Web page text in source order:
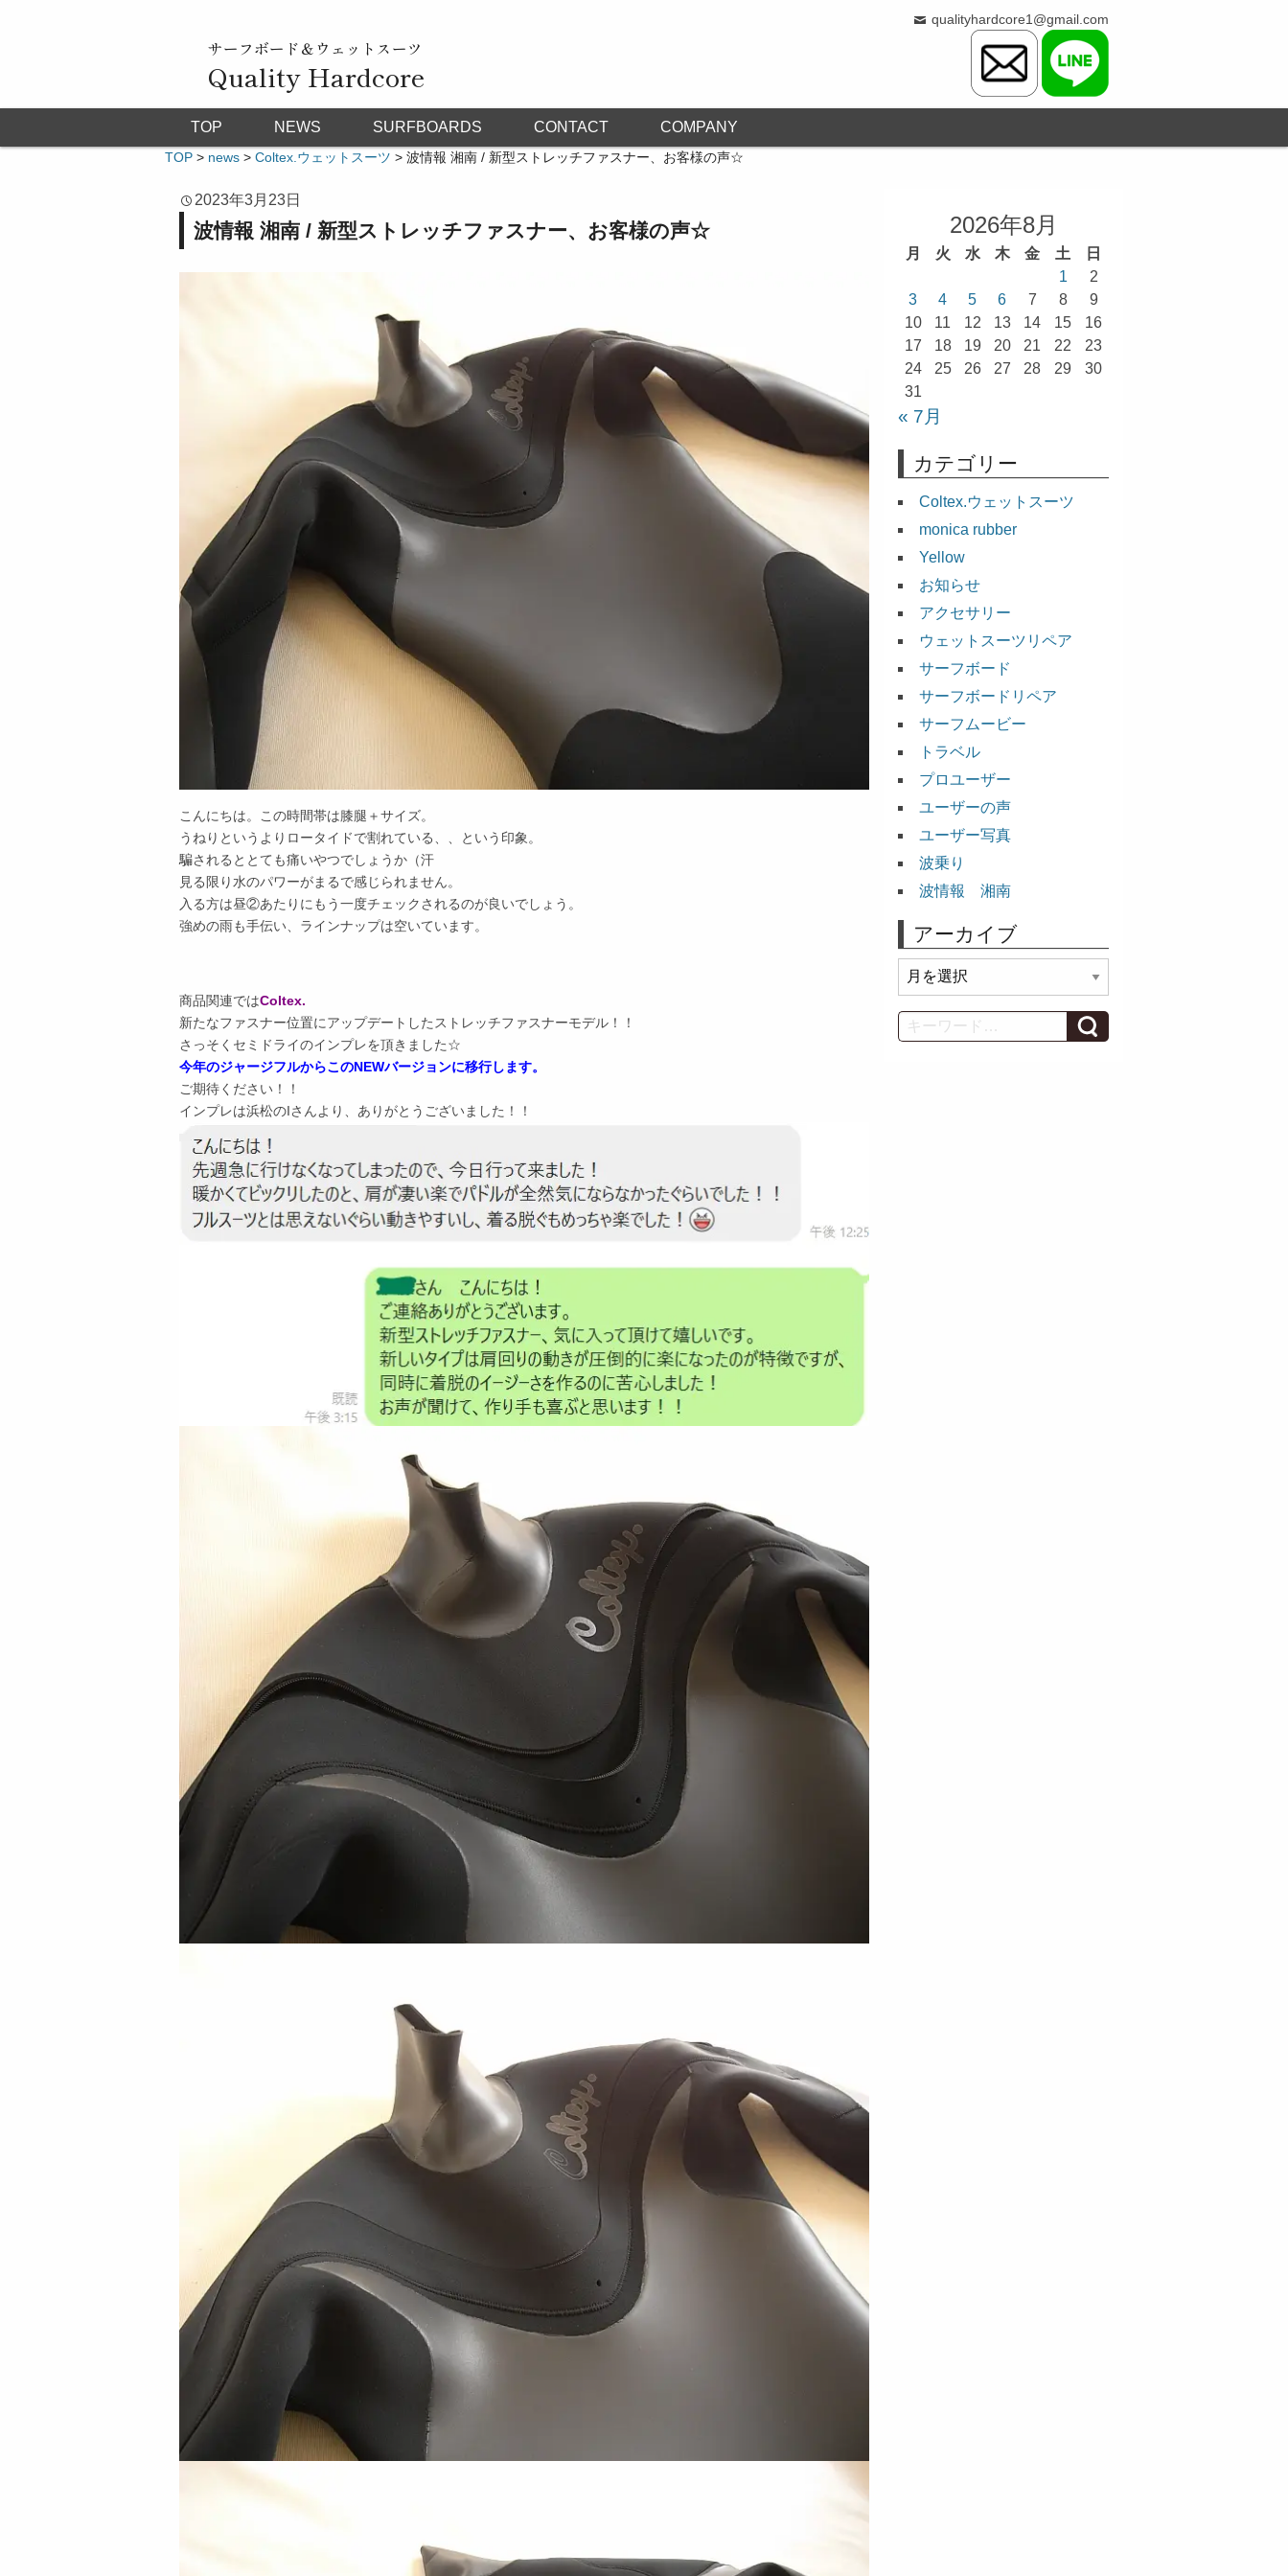
サーフボード＆ウェットスーツ
Quality Hardcore
qualityhardcore1@gmail.com
TOP NEWS SURFBOARDS CONTACT COMPANY
TOP > news > Coltex.ウェットスーツ > 波情報 湘南 / 新型ストレッチファスナー、お客様の声☆
2023年3月23日
波情報 湘南 / 新型ストレッチファスナー、お客様の声☆
こんにちは。この時間帯は膝腿＋サイズ。
うねりというよりロータイドで割れている、、という印象。
騙されるととても痛いやつでしょうか（汗
見る限り水のパワーがまるで感じられません。
入る方は昼②あたりにもう一度チェックされるのが良いでしょう。
強めの雨も手伝い、ラインナップは空いています。
商品関連ではColtex.
新たなファスナー位置にアップデートしたストレッチファスナーモデル！！
さっそくセミドライのインプレを頂きました☆
今年のジャージフルからこのNEWバージョンに移行します。
ご期待ください！！
インプレは浜松のIさんより、ありがとうございました！！
2026年8月
月 火 水 木 金 土
日
1
2
3
4 5 6 7 8
9
10
11 12 13 14 15
16
17
18 19 20 21 22
23
24
25 26 27 28 29
30
31
« 7月
カテゴリー
Coltex.ウェットスーツ
monica rubber
Yellow
お知らせ
アクセサリー
ウェットスーツリペア
サーフボード
サーフボードリペア
サーフムービー
トラベル
プロユーザー
ユーザーの声
ユーザー写真
波乗り
波情報 湘南
アーカイブ
ー
カ
イ
Search